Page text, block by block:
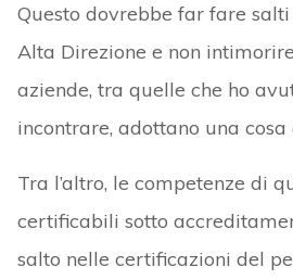
Questo dovrebbe far fare
Alta Direzione e non
aziende, tra quelle che ho
incontrare, adottano una cosa
Tra l’altro, le competenze di
certificabili sotto
salto nelle certificazioni del